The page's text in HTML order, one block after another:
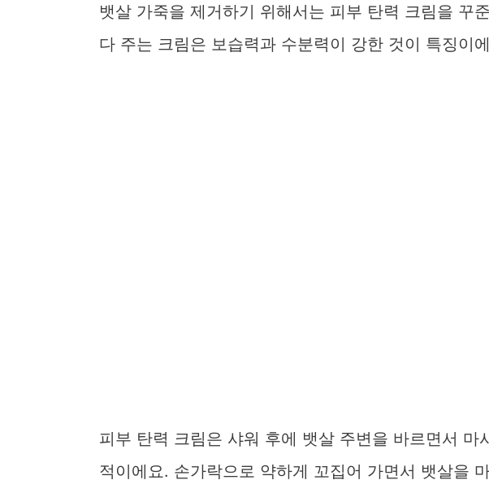
뱃살 가죽을 제거하기 위해서는 피부 탄력 크림을 꾸
다 주는 크림은 보습력과 수분력이 강한 것이 특징이
피부 탄력 크림은 샤워 후에 뱃살 주변을 바르면서 마
적이에요. 손가락으로 약하게 꼬집어 가면서 뱃살을